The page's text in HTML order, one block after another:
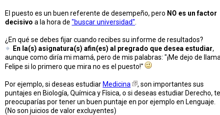
El puesto es un buen referente de desempeño, pero NO es un factor
decisivo a la hora de "buscar universidad"
¿En qué se debes fijar cuando recibes su informe de resultados?
En la(s) asignatura(s) afin(es) al pregrado que desea estudiar,
aunque como diría mi mamá, pero de mis palabras: "¡Me dejo de
Felipe si lo primero que mira no es el puesto!"
Por ejemplo, si deseas estudiar Medicina
, son importantes sus
puntajes en Biología, Química y Física, o si deseas estudiar Derecho, te
preocuparías por tener un buen puntaje en por ejemplo en Lenguaje.
(No son juicios de valor excluyentes)